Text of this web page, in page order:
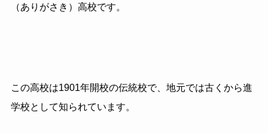
（ありがさき）高校です。
この高校は1901年開校の伝統校で、地元では古くから進
学校として知られています。